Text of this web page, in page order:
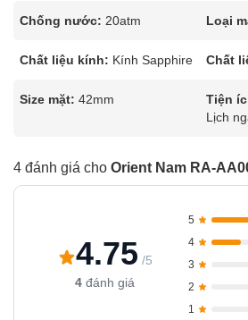
Chống nước: 20atm Loại
Chất liệu kính: Kính Sapphire Chất
Size mặt: 42mm Tiện
Lịch
4 đánh giá cho Orient Nam RA-
4.75 /5
4 đánh giá
5
4
3
2
1